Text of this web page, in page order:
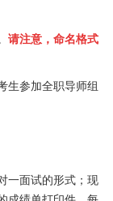
请注意，命名格式
生参加全职导师组
一面试的形式；现